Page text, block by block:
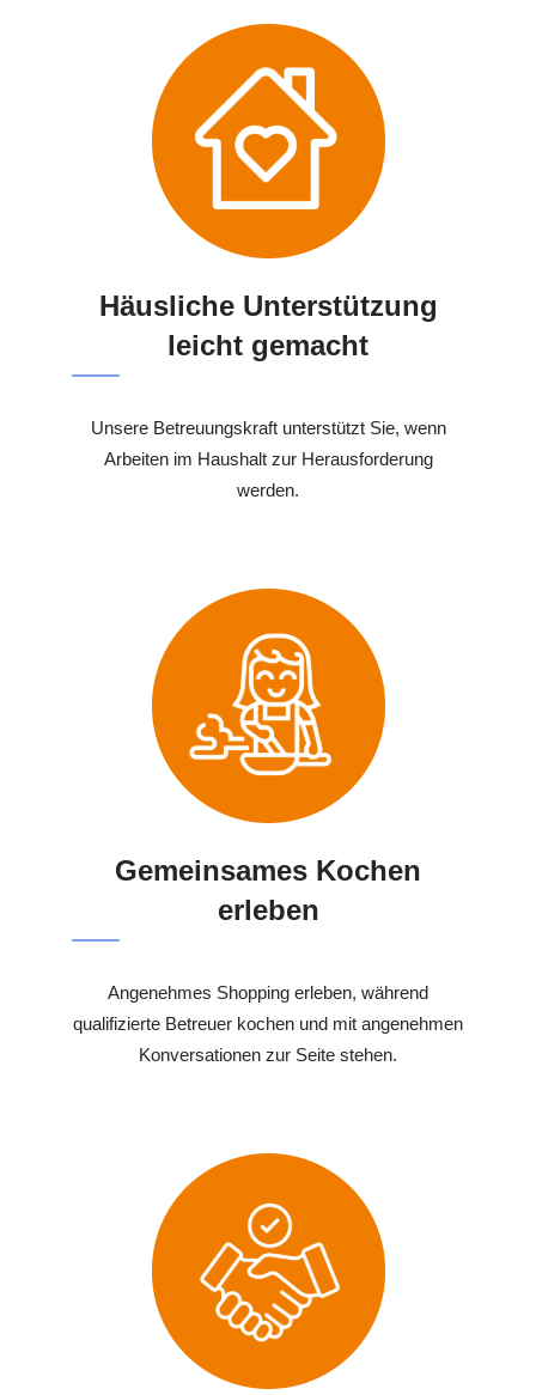
Häusliche Unterstützung
leicht gemacht
Unsere Betreuungskraft unterstützt Sie, wenn
Arbeiten im Haushalt zur Herausforderung
werden.
Gemeinsames Kochen
erleben
Angenehmes Shopping erleben, während
qualifizierte Betreuer kochen und mit angenehmen
Konversationen zur Seite stehen.